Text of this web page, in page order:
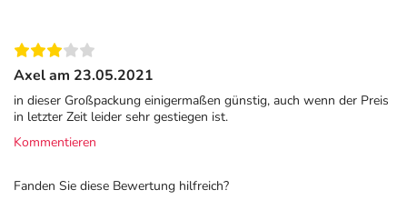
Axel am 23.05.2021
in dieser Großpackung einigermaßen günstig, auch wenn der Preis
in letzter Zeit leider sehr gestiegen ist.
Kommentieren
Fanden Sie diese Bewertung hilfreich?